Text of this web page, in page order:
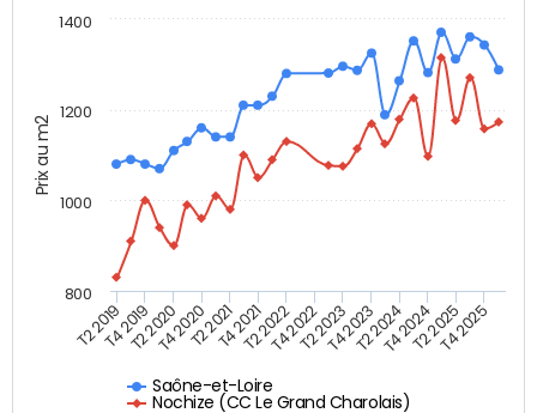
Prix au m2
Saône-et-Loire
Nochize (CC Le Grand Charolais)
T2 2019T4 2019T2 2020T4 2020T2 2021T4 2021T2 2022T4 2022T2 2023T4 2023T2 2024T4 2024T2 2025T4 2025
800
1000
1200
1400